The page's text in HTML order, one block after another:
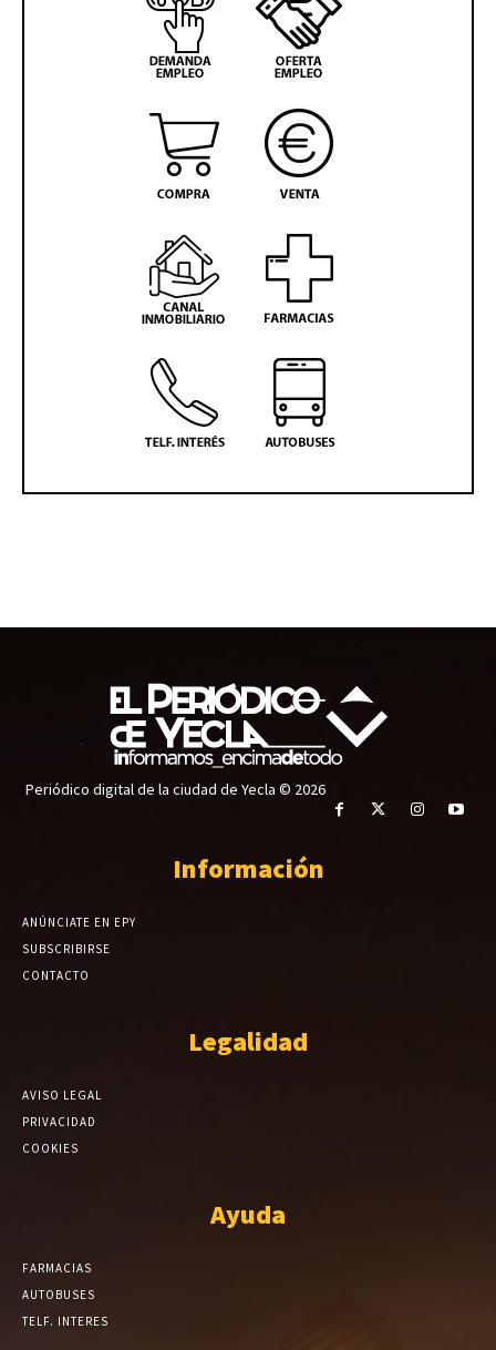
Periódico digital de la ciudad de Yecla © 2026
Información
ANÚNCIATE EN EPY
SUBSCRIBIRSE
CONTACTO
Legalidad
AVISO LEGAL
PRIVACIDAD
COOKIES
Ayuda
FARMACIAS
AUTOBUSES
TELF. INTERES